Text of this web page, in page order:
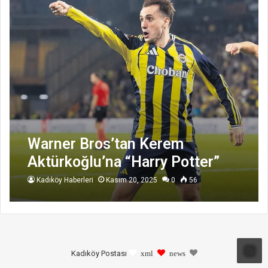
Warner Bros’tan Kerem
Aktürkoğlu’na “Harry Potter”
Hamlesi
Kadıköy Haberleri Kasım 20, 2025 0 56
Kadıköy Postası xml news